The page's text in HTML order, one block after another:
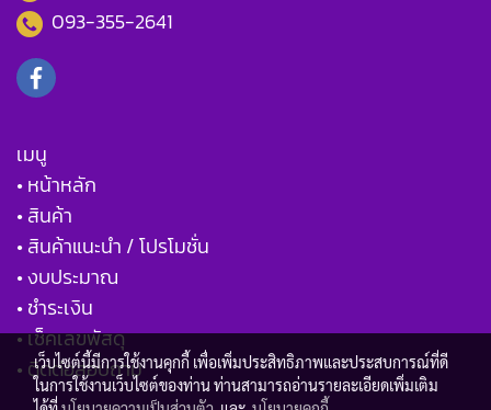
093-355-2641
เมนู
• หน้าหลัก
• สินค้า
• สินค้าแนะนำ / โปรโมชั่น
• งบประมาณ
• ชำระเงิน
• เช็คเลขพัสดุ
• ติดต่อสอบถาม
เว็บไซต์นี้มีการใช้งานคุกกี้ เพื่อเพิ่มประสิทธิภาพและประสบการณ์ที่ดี
ในการใช้งานเว็บไซต์ของท่าน ท่านสามารถอ่านรายละเอียดเพิ่มเติม